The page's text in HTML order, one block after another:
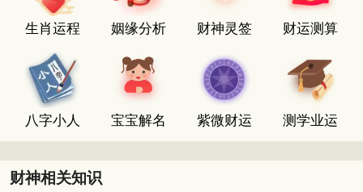
生肖运程 姻缘分析 财神灵签 财运测算
八字小人 宝宝解名 紫微财运 测学业运
财神相关知识